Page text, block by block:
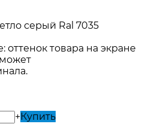
серый Ral 7035
товара на экране
+Купить